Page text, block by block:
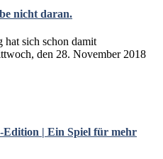
nicht daran.
hat sich schon damit
den 28. November 2018
| Ein Spiel für mehr